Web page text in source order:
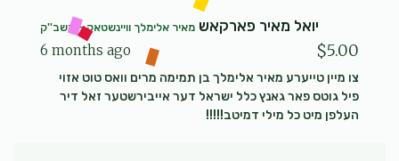
יואל מאיר פארקאש מאיר אלימלך וויינשטאק - משב''ק
6 months ago $5.00
צו מיין טייערע מאיר אלימלך בן תמימה מרים וואס טוט אזוי
פיל גוטס פאר גאנץ כלל ישראל דער אייבירשטער זאל דיר
העלפן מיט כל מילי דמיטב!!!!!